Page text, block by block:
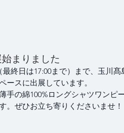
まりました
終日は17:00まで）まで、玉川髙
ースに出展しています。
手の綿100%ロングシャツワンピー
。ぜひお立ち寄りくださいませ！